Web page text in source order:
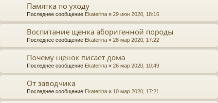
Памятка по уходу
Последнее сообщение Ekaterina « 29 июн 2020, 18:16
Воспитание щенка аборигенной породы
Последнее сообщение Ekaterina « 28 мар 2020, 17:22
Почему щенок писает дома
Последнее сообщение Ekaterina « 26 мар 2020, 10:49
От заводчика
Последнее сообщение Ekaterina « 10 мар 2020, 17:21